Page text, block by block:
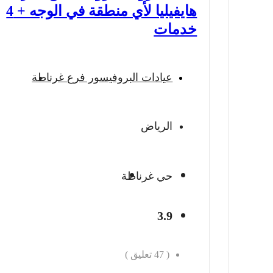
هايفيليا لأي منطقة في الوجه + 4
خدمات
عيادات البروفيسور فرع غرناطة
الرياض
حي غرناطة
3.9
(
47تعليق )